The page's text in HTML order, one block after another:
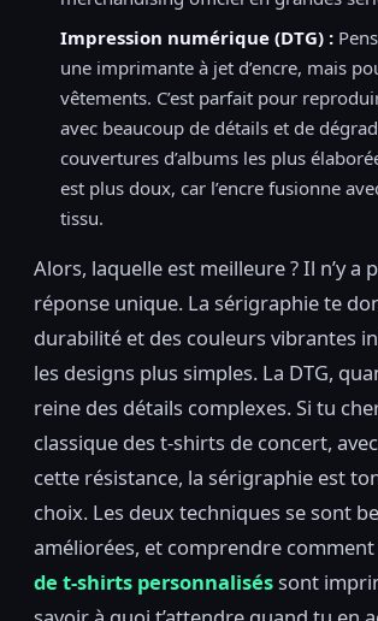
Impression numérique (DTG) :
une imprimante à jet d’encre, mais
vêtements. C’est parfait pour
avec beaucoup de détails et de
couvertures d’albums les plus
est plus doux, car l’encre fusionne
tissu.
Alors, laquelle est meilleure ? Il n’y a
réponse unique. La sérigraphie te
durabilité et des couleurs vibrantes
les designs plus simples. La DTG,
reine des détails complexes. Si tu
classique des t-shirts de concert,
cette résistance, la sérigraphie est
choix. Les deux techniques se sont
améliorées, et comprendre comment
de t-shirts personnaliséssont